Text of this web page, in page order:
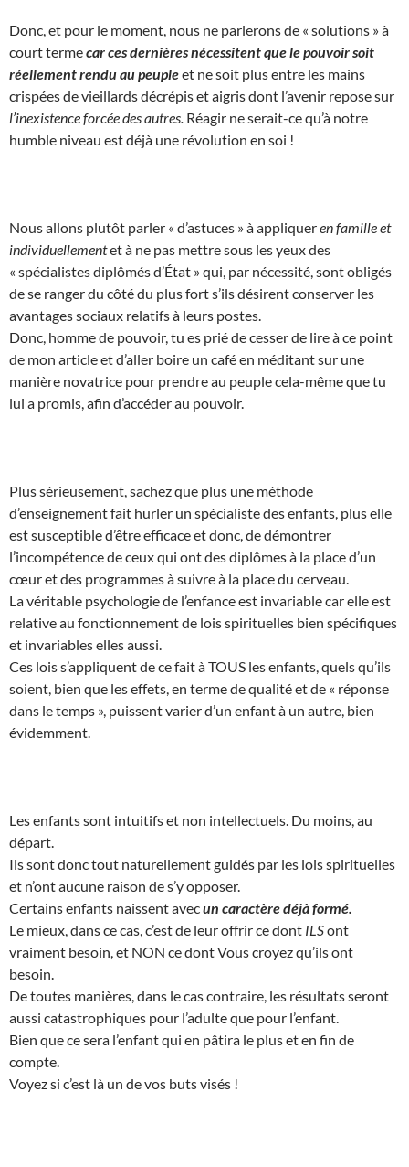
Donc, et pour le moment, nous ne parlerons de « solutions » à
court termecar ces dernières nécessitent que le pouvoir soit
réellement rendu au peupleet ne soit plus entre les mains
crispées de vieillards décrépis et aigris dont l’avenir repose sur
l’inexistence forcée des autres. Réagir ne serait-ce qu’à notre
humble niveau est déjà une révolution en soi !
Nous allons plutôt parler « d’astuces » à appliqueren famille et
individuellementet à ne pas mettre sous les yeux des
« spécialistes diplômés d’État » qui, par nécessité, sont obligés
de se ranger du côté du plus fort s’ils désirent conserver les
avantages sociaux relatifs à leurs postes.
Donc, homme de pouvoir, tu es prié de cesser de lire à ce point
de mon article et d’aller boire un café en méditant sur une
manière novatrice pour prendre au peuple cela-même que tu
lui a promis, afin d’accéder au pouvoir.
Plus sérieusement, sachez que plus une méthode
d’enseignement fait hurler un spécialiste des enfants, plus elle
est susceptible d’être efficace et donc, de démontrer
l’incompétence de ceux qui ont des diplômes à la place d’un
cœur et des programmes à suivre à la place du cerveau.
La véritable psychologie de l’enfance est invariable car elle est
relative au fonctionnement de lois spirituelles bien spécifiques
et invariables elles aussi.
Ces lois s’appliquent de ce fait à TOUS les enfants, quels qu’ils
soient, bien que les effets, en terme de qualité et de « réponse
dans le temps », puissent varier d’un enfant à un autre, bien
évidemment.
Les enfants sont intuitifs et non intellectuels. Du moins, au
départ.
Ils sont donc tout naturellement guidés par les lois spirituelles
et n’ont aucune raison de s’y opposer.
Certains enfants naissent avecun caractère déjà formé.
Le mieux, dans ce cas, c’est de leur offrir ce dont ILSont
vraiment besoin, et NON ce dont Vous croyez qu’ils ont
besoin.
De toutes manières, dans le cas contraire, les résultats seront
aussi catastrophiques pour l’adulte que pour l’enfant.
Bien que ce sera l’enfant qui en pâtira le plus et en fin de
compte.
Voyez si c’est là un de vos buts visés !